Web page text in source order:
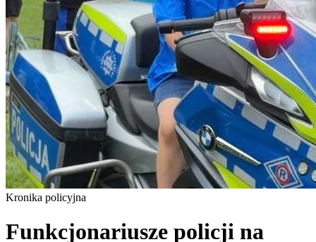
Kronika policyjna
Funkcjonariusze policji na